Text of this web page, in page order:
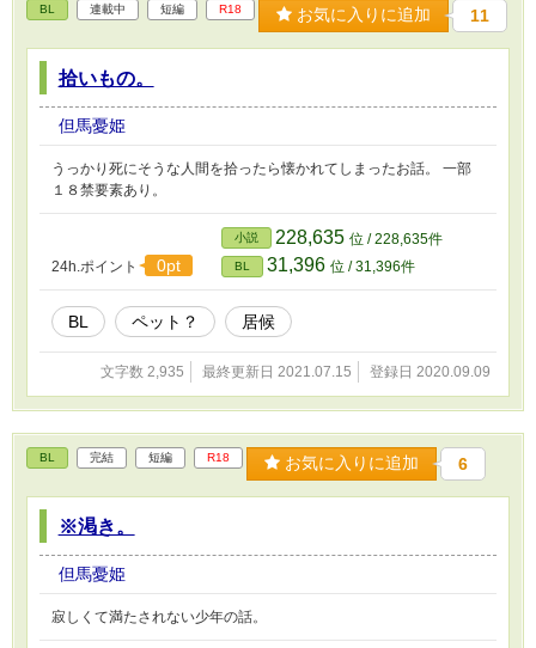
BL 連載中 短編 R18 お気に入りに追加 11
拾いもの。
但馬憂姫
うっかり死にそうな人間を拾ったら懐かれてしまったお話。 一部
１８禁要素あり。
24h.ポイント 0pt
小説 228,635 位 / 228,635件
BL 31,396 位 / 31,396件
BL ペット？ 居候
文字数 2,935 最終更新日 2021.07.15 登録日 2020.09.09
BL 完結 短編 R18 お気に入りに追加 6
※渇き。
但馬憂姫
寂しくて満たされない少年の話。